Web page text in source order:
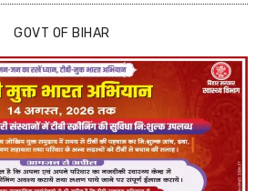
GOVT OF BIHAR